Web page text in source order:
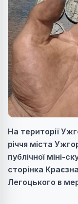
На території
річчя міста
публічної міні-
сторінка
Легоцького в